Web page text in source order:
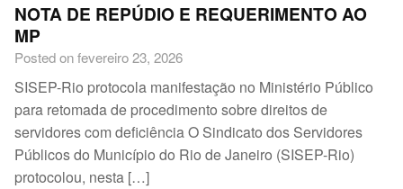
NOTA DE REPÚDIO E REQUERIMENTO AO
MP
Posted on fevereiro 23, 2026
SISEP-Rio protocola manifestação no Ministério Público
para retomada de procedimento sobre direitos de
servidores com deficiência O Sindicato dos Servidores
Públicos do Município do Rio de Janeiro (SISEP-Rio)
protocolou, nesta […]